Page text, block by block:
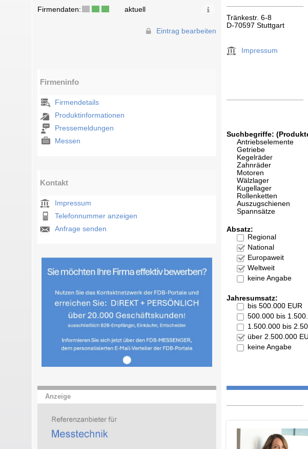
Firmendaten: aktuell
Eintrag bearbeiten
Firmeninfo
Firmendetails
Produktinformationen
Pressemeldungen
Messen
Kontakt
Impressum
Telefonnummer anzeigen
Anfrage senden
Anzeige
Tränkestr. 6-8
D-70597 Stuttgart
Impressum
Suchbegriffe:
Antriebselemente
Getriebe
Kegelräder
Zahnräder
Motoren
Wälzlager
Kugellager
Rollenketten
Auszugschienen
Spannsätze
Absatz:
Regional
National
Europaweit
Weltweit
keine Angabe
Jahresumsatz:
bis 500.000 EUR
500.000 bis
1.500.000 bis
über 2.500.000
keine Angabe